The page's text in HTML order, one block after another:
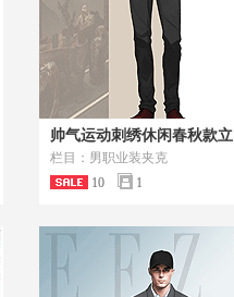
帅气运动刺绣休闲春秋款立
栏目：男职业装夹克
10
1